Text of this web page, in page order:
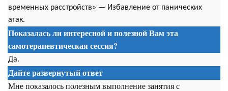
временных расстройств» — Избавление от панических
атак.
Показалась ли интересной и полезной Вам эта
самотерапевтическая сессия?
Да.
Дайте развернутый ответ
Мне показалось полезным выполнение занятия с